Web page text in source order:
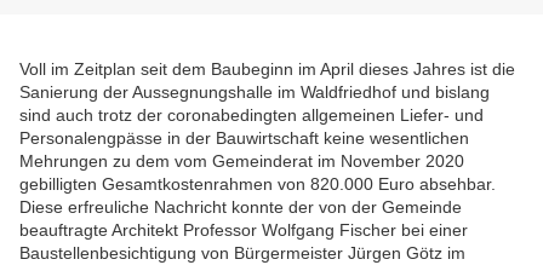
Voll im Zeitplan seit dem Baubeginn im April dieses Jahres ist die
Sanierung der Aussegnungshalle im Waldfriedhof und bislang
sind auch trotz der coronabedingten allgemeinen Liefer- und
Personalengpässe in der Bauwirtschaft keine wesentlichen
Mehrungen zu dem vom Gemeinderat im November 2020
gebilligten Gesamtkostenrahmen von 820.000 Euro absehbar.
Diese erfreuliche Nachricht konnte der von der Gemeinde
beauftragteArchitekt Professor Wolfgang Fischer bei einer
Baustellenbesichtigung von Bürgermeister Jürgen Götz im